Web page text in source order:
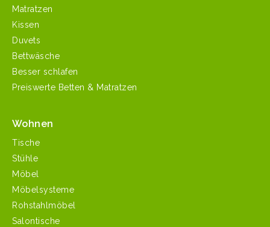
Matratzen
Kissen
Duvets
Bettwäsche
Besser schlafen
Preiswerte Betten & Matratzen
Wohnen
Tische
Stühle
Möbel
Möbelsysteme
Rohstahlmöbel
Salontische